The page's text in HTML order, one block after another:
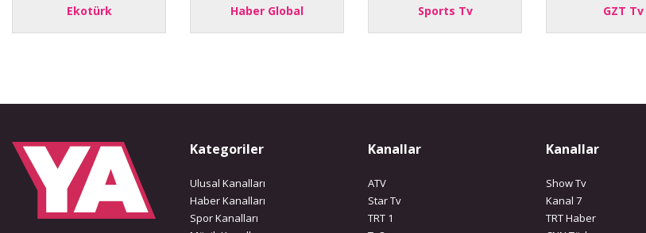
Ekotürk Haber Global Sports Tv GZT Tv
Kategoriler
Ulusal Kanalları
Haber Kanalları
Spor Kanalları
Kanallar
ATV
Star Tv
TRT 1
Kanallar
Show Tv
Kanal 7
TRT Haber